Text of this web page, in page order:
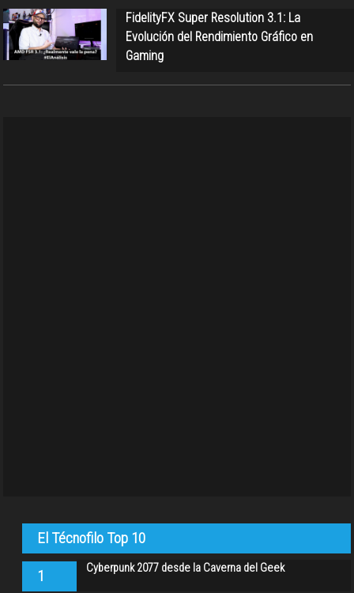
FidelityFX Super Resolution 3.1: La
Evolución del Rendimiento Gráfico en
Gaming
El Técnofilo Top 10
1 Cyberpunk 2077 desde la Caverna del Geek